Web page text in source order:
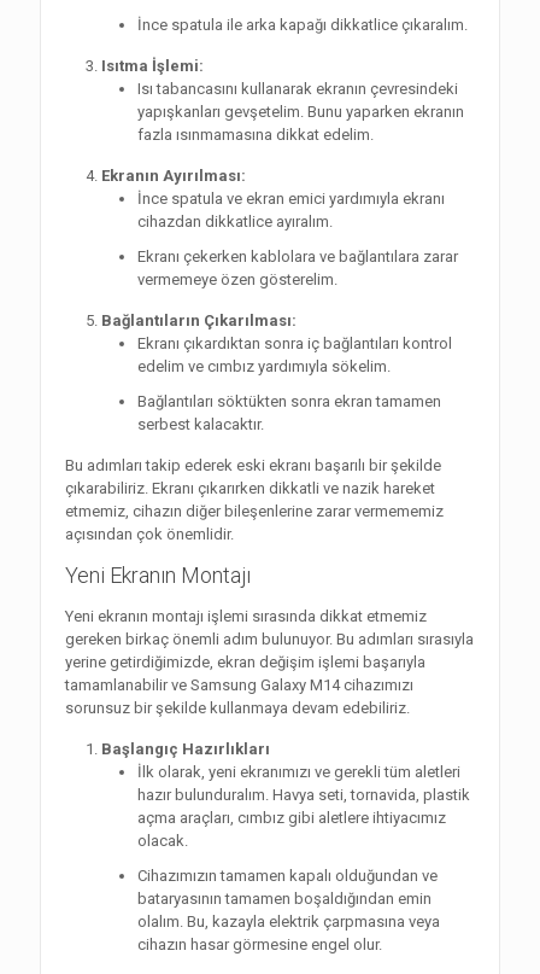
İnce spatula ile arka kapağı dikkatlice çıkaralım.
Isıtma İşlemi:
Isı tabancasını kullanarak ekranın çevresindeki
yapışkanları gevşetelim. Bunu yaparken ekranın
fazla ısınmamasına dikkat edelim.
Ekranın Ayırılması:
İnce spatula ve ekran emici yardımıyla ekranı
cihazdan dikkatlice ayıralım.
Ekranı çekerken kablolara ve bağlantılara zarar
vermemeye özen gösterelim.
Bağlantıların Çıkarılması:
Ekranı çıkardıktan sonra iç bağlantıları kontrol
edelim ve cımbız yardımıyla sökelim.
Bağlantıları söktükten sonra ekran tamamen
serbest kalacaktır.
Bu adımları takip ederek eski ekranı başarılı bir şekilde
çıkarabiliriz. Ekranı çıkarırken dikkatli ve nazik hareket
etmemiz, cihazın diğer bileşenlerine zarar vermememiz
açısından çok önemlidir.
Yeni Ekranın Montajı
Yeni ekranın montajı işlemi sırasında dikkat etmemiz
gereken birkaç önemli adım bulunuyor. Bu adımları sırasıyla
yerine getirdiğimizde, ekran değişim işlemi başarıyla
tamamlanabilir ve Samsung Galaxy M14 cihazımızı
sorunsuz bir şekilde kullanmaya devam edebiliriz.
Başlangıç Hazırlıkları
İlk olarak, yeni ekranımızı ve gerekli tüm aletleri
hazır bulunduralım. Havya seti, tornavida, plastik
açma araçları, cımbız gibi aletlere ihtiyacımız
olacak.
Cihazımızın tamamen kapalı olduğundan ve
bataryasının tamamen boşaldığından emin
olalım. Bu, kazayla elektrik çarpmasına veya
cihazın hasar görmesine engel olur.